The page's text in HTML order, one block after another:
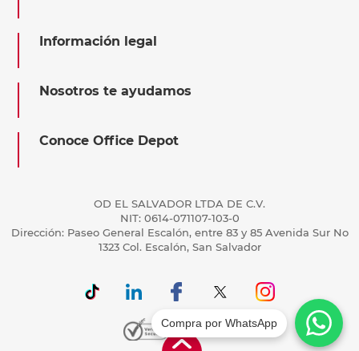
Información legal
Nosotros te ayudamos
Conoce Office Depot
OD EL SALVADOR LTDA DE C.V.
NIT: 0614-071107-103-0
Dirección: Paseo General Escalón, entre 83 y 85 Avenida Sur No
1323 Col. Escalón, San Salvador
Compra por WhatsApp